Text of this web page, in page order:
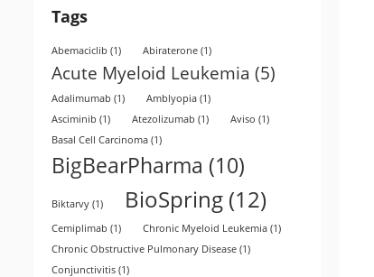
Tags
Abemaciclib (1) Abiraterone (1)
Acute Myeloid Leukemia (5)
Adalimumab (1) Amblyopia (1)
Asciminib (1) Atezolizumab (1) Aviso (1)
Basal Cell Carcinoma (1)
BigBearPharma (10)
Biktarvy (1) BioSpring (12)
Cemiplimab (1) Chronic Myeloid Leukemia (1)
Chronic Obstructive Pulmonary Disease (1)
Conjunctivitis (1)